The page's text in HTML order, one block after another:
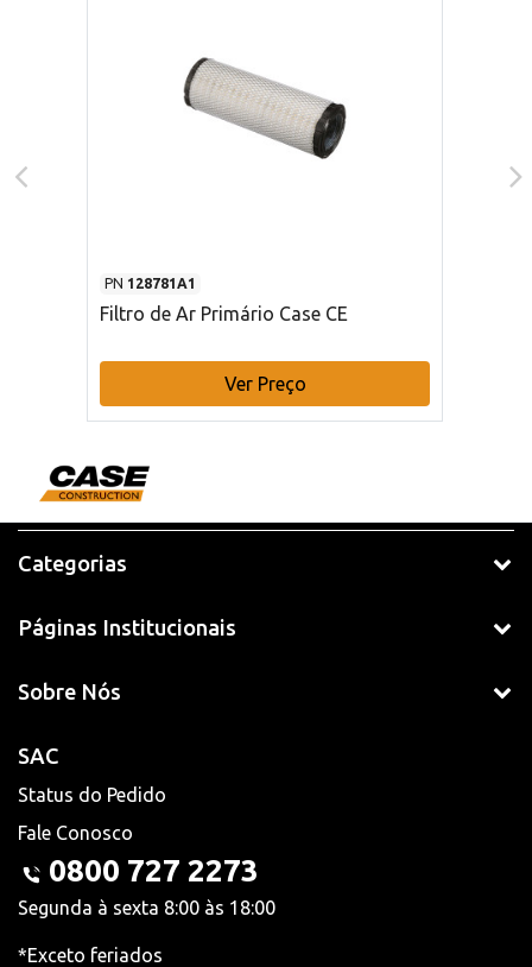
PN 128781A1
Filtro de Ar Primário Case CE
Ver Preço
Categorias
Páginas Institucionais
Sobre Nós
SAC
Status do Pedido
Fale Conosco
0800 727 2273
Segunda à sexta 8:00 às 18:00
*Exceto feriados